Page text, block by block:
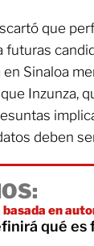
que
Sinaloa
Inzunza,
deben
en
qué es